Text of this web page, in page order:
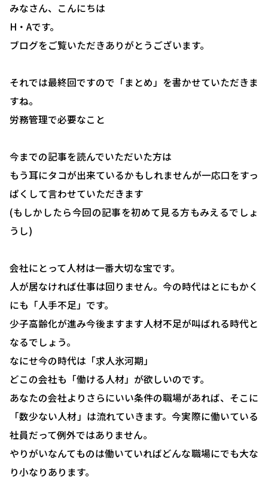
みなさん、こんにちは
H・Aです。
ブログをご覧いただきありがとうございます。
それでは最終回ですので「まとめ」を書かせていただきま
すね。
労務管理で必要なこと
今までの記事を読んでいただいた方は
もう耳にタコが出来ているかもしれませんが一応口をすっ
ぱくして言わせていただきます
(もしかしたら今回の記事を初めて見る方もみえるでしょ
うし)
会社にとって人材は一番大切な宝です。
人が居なければ仕事は回りません。今の時代はとにもかく
にも「人手不足」です。
少子高齢化が進み今後ますます人材不足が叫ばれる時代と
なるでしょう。
なにせ今の時代は「求人氷河期」
どこの会社も「働ける人材」が欲しいのです。
あなたの会社よりさらにいい条件の職場があれば、そこに
「数少ない人材」は流れていきます。今実際に働いている
社員だって例外ではありません。
やりがいなんてものは働いていればどんな職場にでも大な
り小なりあります。